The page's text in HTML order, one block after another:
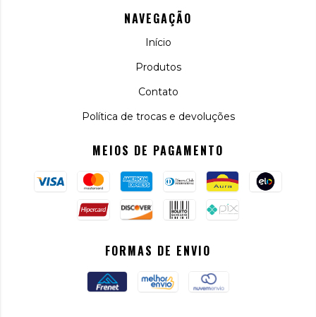
NAVEGAÇÃO
Início
Produtos
Contato
Política de trocas e devoluções
MEIOS DE PAGAMENTO
FORMAS DE ENVIO